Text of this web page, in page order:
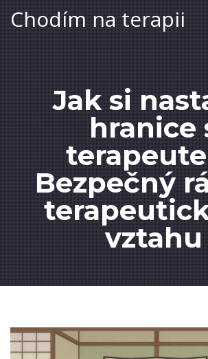
Chodím na terapii
Jak si
hranice
Bezpečný
vztahu